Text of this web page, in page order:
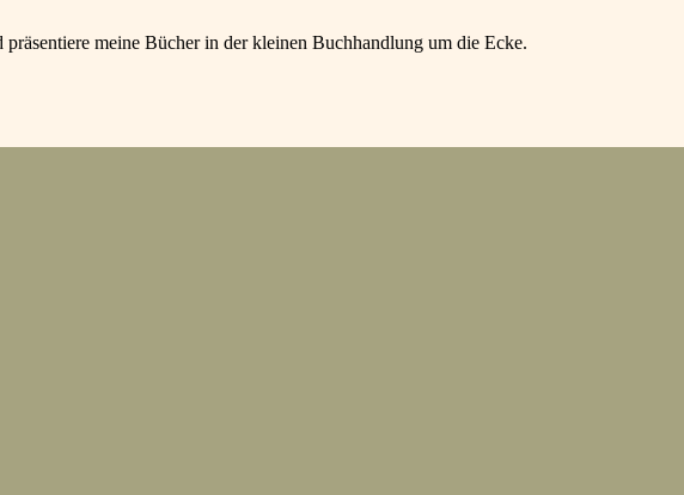
meine Bücher in der kleinen Buchhandlung um die Ecke.